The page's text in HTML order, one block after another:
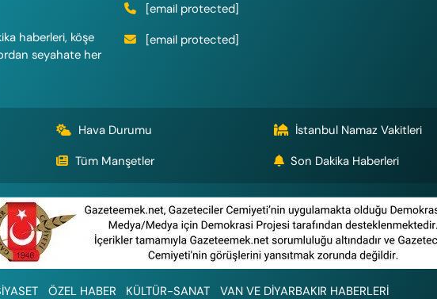
haberleri, köşe
seyahate her
[email protected]
[email protected]
Hava Durumu İstanbul Namaz Vakitleri
Tüm Manşetler Son Dakika Haberleri
ÖZEL HABER KÜLTÜR-SANAT
VAN VE DİYARBAKIR HABERLERİ